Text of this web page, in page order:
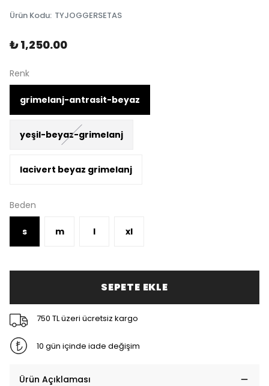
Ürün Kodu: TYJOGGERSETAS
₺ 1,250.00
Renk
grimelanj-antrasit-beyaz
yeşil-beyaz-grimelanj
lacivert beyaz grimelanj
Beden
s m l xl
SEPETE EKLE
750 TL üzeri ücretsiz kargo
10 gün içinde iade değişim
Ürün Açıklaması